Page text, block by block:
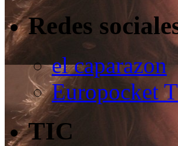
Redes
el caparazon
Europocket
TIC